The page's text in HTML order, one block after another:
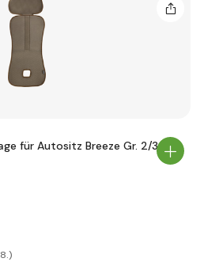
für Autositz Breeze Gr. 2/3,